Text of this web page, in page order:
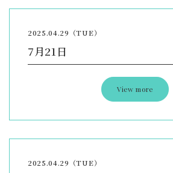
2025.04.29（TUE）
7月21日
View more
2025.04.29（TUE）